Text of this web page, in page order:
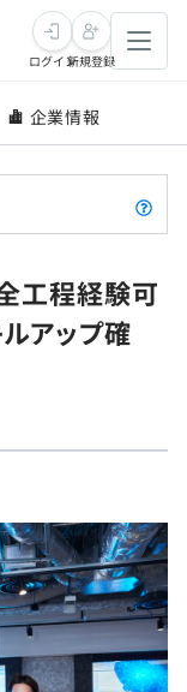
ログイン新規登録
企業情報
工程経験可
アップ確